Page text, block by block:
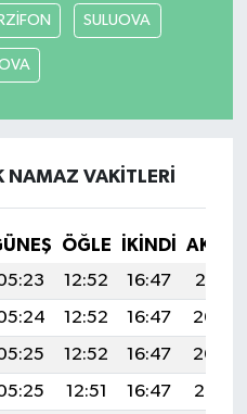
SULUOVA
NAMAZ VAKITLERI
ÖĞLE İKINDI
12:52 16:47
20:10
12:52 16:47
20:09
12:52 16:47
20:09
12:51 16:47
20:08